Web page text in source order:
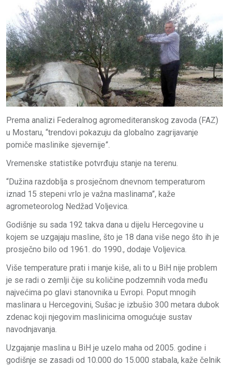
Prema analizi Federalnog agromediteranskog zavoda (FAZ)
u Mostaru, “trendovi pokazuju da globalno zagrijavanje
pomiče maslinike sjevernije”.
Vremenske statistike potvrđuju stanje na terenu.
“Dužina razdoblja s prosječnom dnevnom temperaturom
iznad 15 stepeni vrlo je važna maslinama”, kaže
agrometeorolog Nedžad Voljevica.
Godišnje su sada 192 takva dana u dijelu Hercegovine u
kojem se uzgajaju masline, što je 18 dana više nego što ih je
prosječno bilo od 1961. do 1990., dodaje Voljevica.
Više temperature prati i manje kiše, ali to u BiH nije problem
je se radi o zemlji čije su količine podzemnih voda među
najvećima po glavi stanovnika u Evropi. Poput mnogih
maslinara u Hercegovini, Sušac je izbušio 300 metara dubok
zdenac koji njegovim maslinicima omogućuje sustav
navodnjavanja.
Uzgajanje maslina u BiH je uzelo maha od 2005. godine i
godišnje se zasadi od 10.000 do 15.000 stabala, kaže čelnik